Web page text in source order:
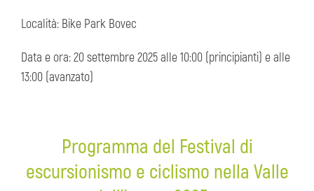
Località: Bike Park Bovec
Data e ora: 20 settembre 2025 alle 10:00 (principianti) e alle
13:00 (avanzato)
Programma del Festival di
escursionismo e ciclismo nella Valle